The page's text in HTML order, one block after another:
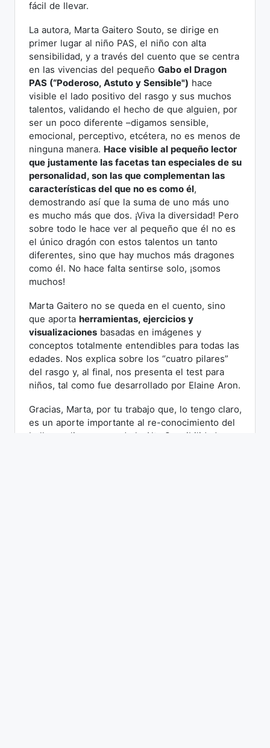
fácil de llevar.
La autora, Marta Gaitero Souto, se dirige en
primer lugar al niño PAS, el niño con alta
sensibilidad, y a través del cuento que se centra
en las vivencias del pequeño Gabo el Dragon
PAS (“Poderoso, Astuto y Sensible") hace
visible el lado positivo del rasgo y sus muchos
talentos, validando el hecho de que alguien, por
ser un poco diferente –digamos sensible,
emocional, perceptivo, etcétera, no es menos de
ninguna manera. Hace visible al pequeño lector
que justamente las facetas tan especiales de su
personalidad, son las que complementan las
características del que no es como él,
demostrando así que la suma de uno más uno
es mucho más que dos. ¡Viva la diversidad! Pero
sobre todo le hace ver al pequeño que él no es
el único dragón con estos talentos un tanto
diferentes, sino que hay muchos más dragones
como él. No hace falta sentirse solo, ¡somos
muchos!
Marta Gaitero no se queda en el cuento, sino
que aporta herramientas, ejercicios y
visualizacionesbasadas en imágenes y
conceptos totalmente entendibles para todas las
edades. Nos explica sobre los “cuatro pilares”
del rasgo y, al final, nos presenta el test para
niños, tal como fue desarrollado por Elaine Aron.
Gracias, Marta, por tu trabajo que, lo tengo claro,
es un aporte importante al re-conocimiento del
bello y valioso rasgo de la Alta Sensibilidad o,